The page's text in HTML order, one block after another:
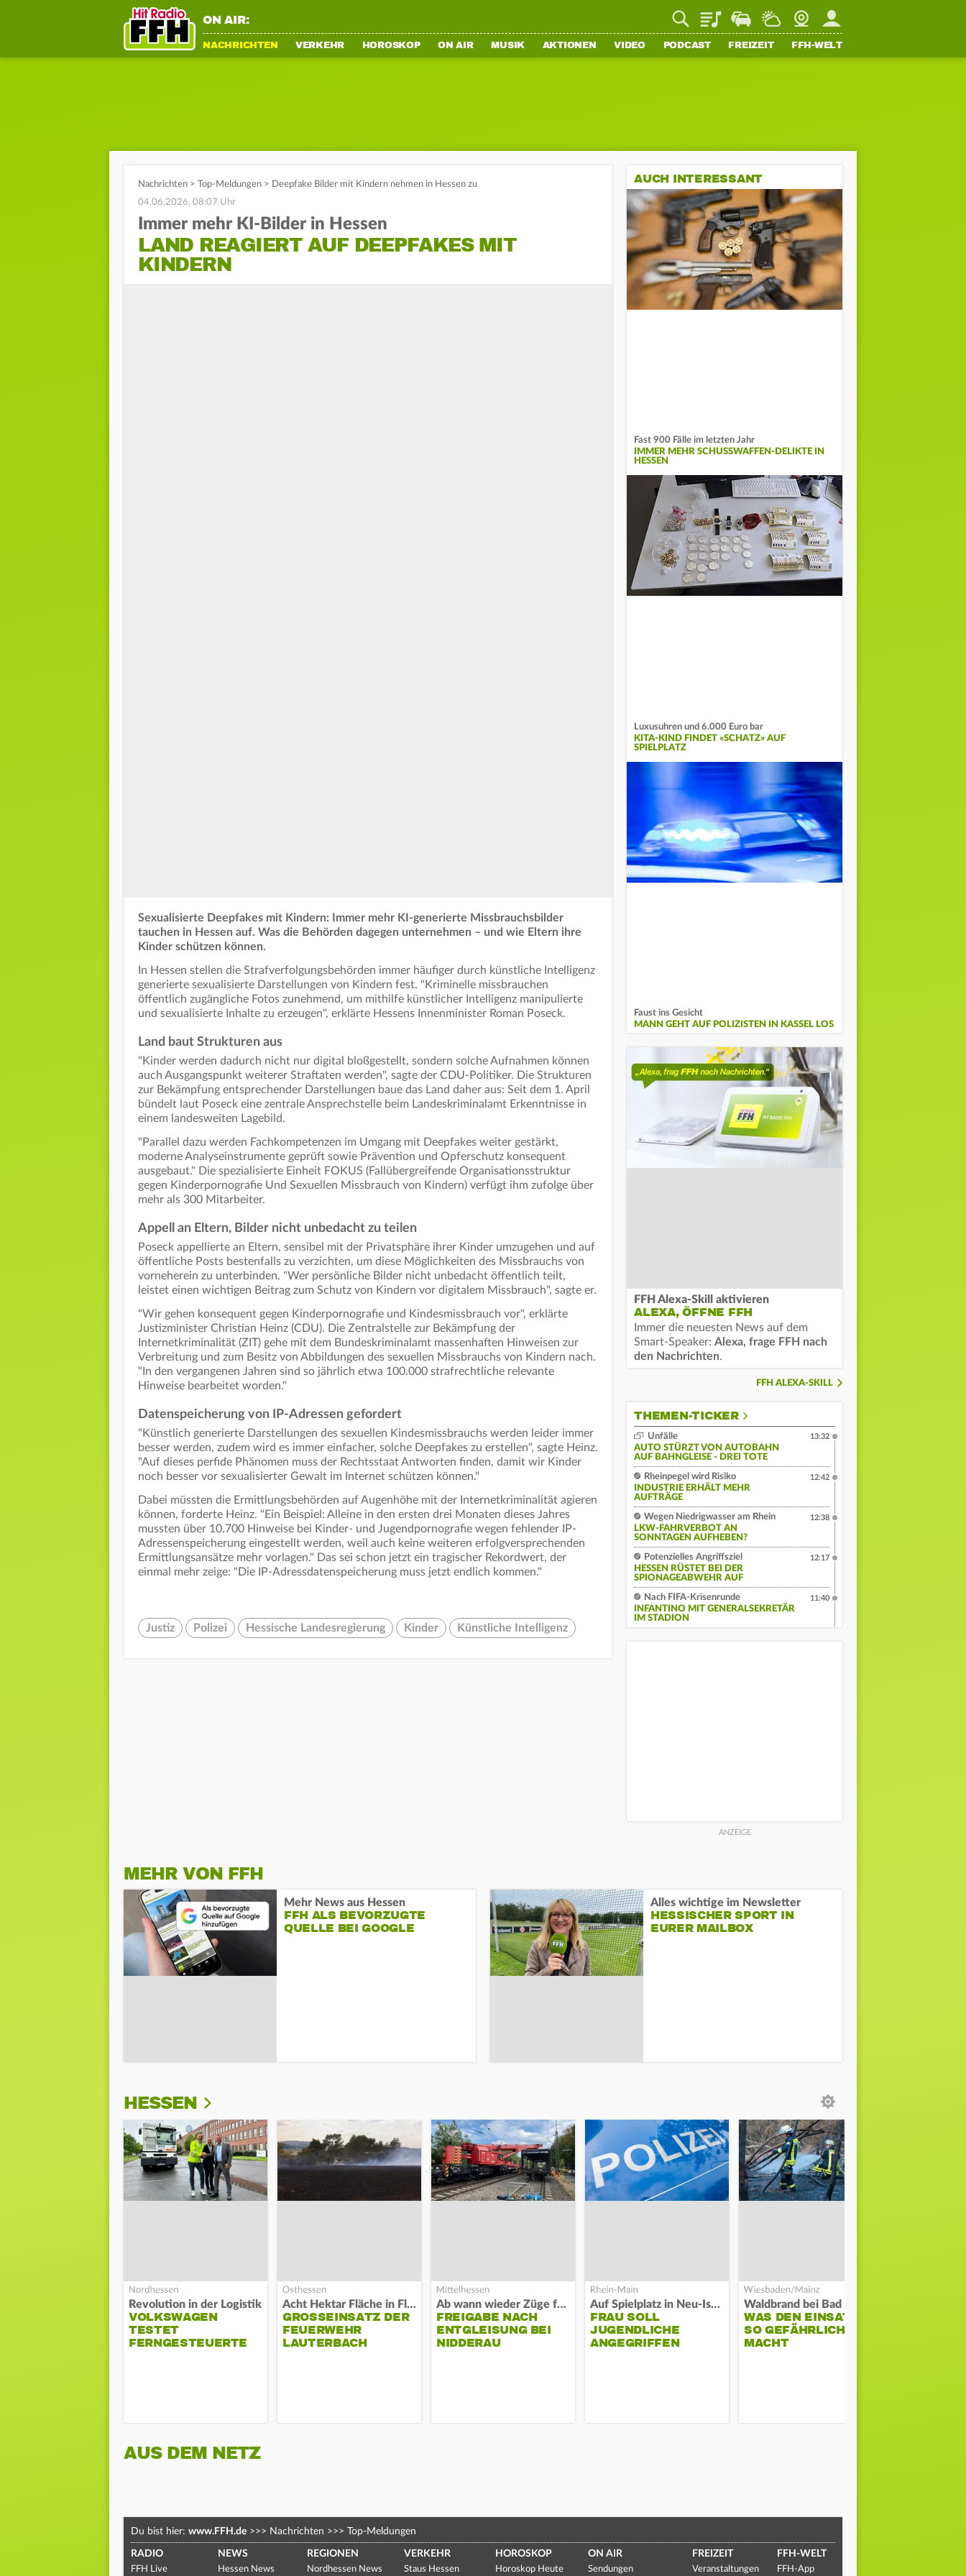
ON AIR: PlaylistStaupilotWetterWebcamMein FFH
NACHRICHTEN VERKEHR HOROSKOP ON AIR MUSIK AKTIONEN VIDEO PODCAST FREIZEIT FFH-WELT
Nachrichten > Top-Meldungen > Deepfake Bilder mit Kindern nehmen in Hessen zu
04.06.2026, 08:07 Uhr
Immer mehr KI-Bilder in Hessen
LAND REAGIERT AUF DEEPFAKES MIT
KINDERN
Sexualisierte Deepfakes mit Kindern: Immer mehr KI-generierte Missbrauchsbilder
tauchen in Hessen auf. Was die Behörden dagegen unternehmen – und wie Eltern ihre
Kinder schützen können.
In Hessen stellen die Strafverfolgungsbehörden immer häufiger durch künstliche Intelligenz
generierte sexualisierte Darstellungen von Kindern fest. "Kriminelle missbrauchen
öffentlich zugängliche Fotos zunehmend, um mithilfe künstlicher Intelligenz manipulierte
und sexualisierte Inhalte zu erzeugen", erklärte Hessens Innenminister Roman Poseck.
Land baut Strukturen aus
"Kinder werden dadurch nicht nur digital bloßgestellt, sondern solche Aufnahmen können
auch Ausgangspunkt weiterer Straftaten werden", sagte der CDU-Politiker. Die Strukturen
zur Bekämpfung entsprechender Darstellungen baue das Land daher aus: Seit dem 1. April
bündelt laut Poseck eine zentrale Ansprechstelle beim Landeskriminalamt Erkenntnisse in
einem landesweiten Lagebild.
"Parallel dazu werden Fachkompetenzen im Umgang mit Deepfakes weiter gestärkt,
moderne Analyseinstrumente geprüft sowie Prävention und Opferschutz konsequent
ausgebaut." Die spezialisierte Einheit FOKUS (Fallübergreifende Organisationsstruktur
gegen Kinderpornografie Und Sexuellen Missbrauch von Kindern) verfügt ihm zufolge über
mehr als 300 Mitarbeiter.
Appell an Eltern, Bilder nicht unbedacht zu teilen
Poseck appellierte an Eltern, sensibel mit der Privatsphäre ihrer Kinder umzugehen und auf
öffentliche Posts bestenfalls zu verzichten, um diese Möglichkeiten des Missbrauchs von
vorneherein zu unterbinden. "Wer persönliche Bilder nicht unbedacht öffentlich teilt,
leistet einen wichtigen Beitrag zum Schutz von Kindern vor digitalem Missbrauch", sagte er.
"Wir gehen konsequent gegen Kinderpornografie und Kindesmissbrauch vor", erklärte
Justizminister Christian Heinz (CDU). Die Zentralstelle zur Bekämpfung der
Internetkriminalität (ZIT) gehe mit dem Bundeskriminalamt massenhaften Hinweisen zur
Verbreitung und zum Besitz von Abbildungen des sexuellen Missbrauchs von Kindern nach.
"In den vergangenen Jahren sind so jährlich etwa 100.000 strafrechtliche relevante
Hinweise bearbeitet worden."
Datenspeicherung von IP-Adressen gefordert
"Künstlich generierte Darstellungen des sexuellen Kindesmissbrauchs werden leider immer
besser werden, zudem wird es immer einfacher, solche Deepfakes zu erstellen", sagte Heinz.
"Auf dieses perfide Phänomen muss der Rechtsstaat Antworten finden, damit wir Kinder
noch besser vor sexualisierter Gewalt im Internet schützen können."
Dabei müssten die Ermittlungsbehörden auf Augenhöhe mit der Internetkriminalität agieren
können, forderte Heinz. "Ein Beispiel: Alleine in den ersten drei Monaten dieses Jahres
mussten über 10.700 Hinweise bei Kinder- und Jugendpornografie wegen fehlender IP-
Adressenspeicherung eingestellt werden, weil auch keine weiteren erfolgversprechenden
Ermittlungsansätze mehr vorlagen." Das sei schon jetzt ein tragischer Rekordwert, der
einmal mehr zeige: "Die IP-Adressdatenspeicherung muss jetzt endlich kommen."
Justiz Polizei Hessische Landesregierung Kinder Künstliche Intelligenz
AUCH INTERESSANT
Fast 900 Fälle im letzten Jahr
IMMER MEHR SCHUSSWAFFEN-DELIKTE IN
HESSEN
Luxusuhren und 6.000 Euro bar
KITA-KIND FINDET «SCHATZ» AUF
SPIELPLATZ
Faust ins Gesicht
MANN GEHT AUF POLIZISTEN IN KASSEL LOS
FFH Alexa-Skill aktivieren
ALEXA, ÖFFNE FFH
Immer die neuesten News auf dem
Smart-Speaker: Alexa, frage FFH nach
den Nachrichten.
FFH ALEXA-SKILL
THEMEN-TICKER
Unfälle
AUTO STÜRZT VON AUTOBAHN
AUF BAHNGLEISE - DREI TOTE
13:32
Rheinpegel wird Risiko
INDUSTRIE ERHÄLT MEHR
AUFTRÄGE
12:42
Wegen Niedrigwasser am Rhein
LKW-FAHRVERBOT AN
SONNTAGEN AUFHEBEN?
12:38
Potenzielles Angriffsziel
HESSEN RÜSTET BEI DER
SPIONAGEABWEHR AUF
12:17
Nach FIFA-Krisenrunde
INFANTINO MIT GENERALSEKRETÄR
IM STADION
11:40
MEHR VON FFH
Mehr News aus Hessen
FFH ALS BEVORZUGTE
QUELLE BEI GOOGLE
Alles wichtige im Newsletter
HESSISCHER SPORT IN
EURER MAILBOX
HESSEN
Revolution in der Logistik
VOLKSWAGEN
TESTET
FERNGESTEUERTE
Acht Hektar Fläche in Flammen
GROSSEINSATZ DER F
EUERWEHR L
AUTERBACH
Ab wann wieder Züge fahren
FREIGABE NACH
ENTGLEISUNG BEI
NIDDERAU
Auf Spielplatz in Neu-Isenburg
FRAU SOLL
JUGENDLICHE
ANGEGRIFFEN
WAS DEN EINSATZ
SO GEFÄHRLICH
MACHT
AUS DEM NETZ
Du bist hier: www.FFH.de >>> Nachrichten >>> Top-Meldungen
RADIO
FFH Live
NEWS
Hessen News
REGIONEN
Nordhessen News
VERKEHR
Staus Hessen
HOROSKOP
Horoskop Heute
ON AIR
Sendungen
FREIZEIT
Veranstaltungen
FFH-WELT
FFH-App